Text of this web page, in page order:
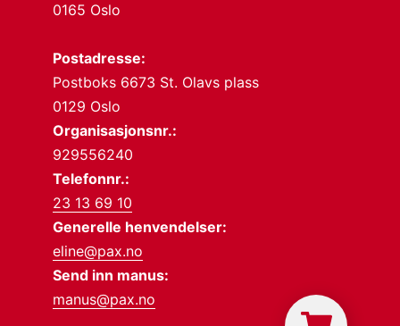
0165 Oslo
Postadresse:
Postboks 6673 St. Olavs plass
0129 Oslo
Organisasjonsnr.:
929556240
Telefonnr.:
23 13 69 10
Generelle henvendelser:
eline@pax.no
Send inn manus:
manus@pax.no